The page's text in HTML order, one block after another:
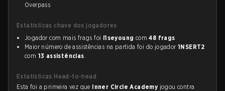
Overpass
Estatísticas chave dos jogadores
Jogador com mais frags foi l1seyoung com48 frags.
Maior número de assistências na partida foi do jogador 1NSERT2
com 13 assistências.
Estatísticas Head-to-head
Esta foi a primeira vez que Inner Circle Academy jogou contra